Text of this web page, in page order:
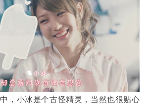
小冰是个古怪精灵，当然也很贴心